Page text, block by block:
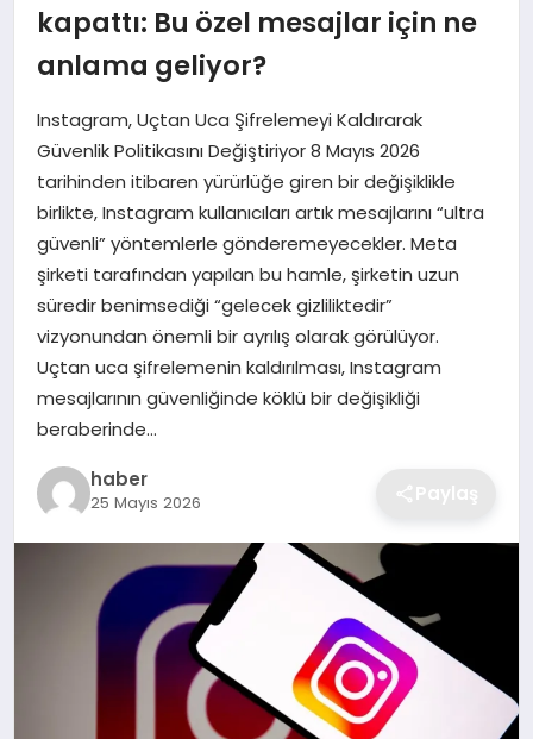
GÜNDEM
SPOR
EKONOMI
MAGAZIN
OTOMOBIL
TEKNOLOJI
kapattı: Bu özel mesajlar için ne
anlama geliyor?
Instagram, Uçtan Uca Şifrelemeyi Kaldırarak
Güvenlik Politikasını Değiştiriyor 8 Mayıs 2026
tarihinden itibaren yürürlüğe giren bir değişiklikle
birlikte, Instagram kullanıcıları artık mesajlarını “ultra
güvenli” yöntemlerle gönderemeyecekler. Meta
şirketi tarafından yapılan bu hamle, şirketin uzun
süredir benimsediği “gelecek gizliliktedir”
vizyonundan önemli bir ayrılış olarak görülüyor.
Uçtan uca şifrelemenin kaldırılması, Instagram
mesajlarının güvenliğinde köklü bir değişikliği
beraberinde…
haber
25 Mayıs 2026